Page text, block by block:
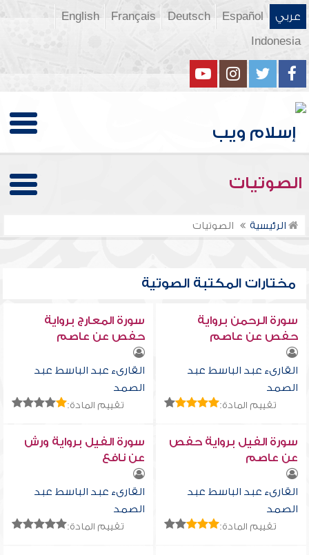
عربي Español
Deutsch
Français
English
Indonesia
الصوتيات
الرئيسية الصوتيات
مختارات المكتبة الصوتية
سورة الرحمن برواية
حفص عن عاصم
القارىء عبد الباسط عبد
الصمد
تقييم المادة:
سورة المعارج برواية
حفص عن عاصم
القارىء عبد الباسط عبد
الصمد
تقييم المادة:
سورة الفيل برواية حفص
عن عاصم
القارىء عبد الباسط عبد
الصمد
تقييم المادة:
سورة الفيل برواية ورش
عن نافع
القارىء عبد الباسط عبد
الصمد
تقييم المادة: